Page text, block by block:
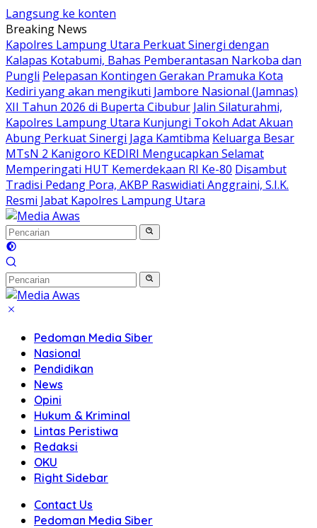
Langsung ke konten
Breaking News
Kapolres Lampung Utara Perkuat Sinergi dengan
Kalapas Kotabumi, Bahas Pemberantasan Narkoba dan
Pungli Pelepasan Kontingen Gerakan Pramuka Kota
Kediri yang akan mengikuti Jambore Nasional (Jamnas)
XII Tahun 2026 di Buperta Cibubur Jalin Silaturahmi,
Kapolres Lampung Utara Kunjungi Tokoh Adat Akuan
Abung Perkuat Sinergi Jaga Kamtibma Keluarga Besar
MTsN 2 Kanigoro KEDIRI Mengucapkan Selamat
Memperingati HUT Kemerdekaan RI Ke-80 Disambut
Tradisi Pedang Pora, AKBP Raswidiati Anggraini, S.I.K.
Resmi Jabat Kapolres Lampung Utara
Pedoman Media Siber
Nasional
Pendidikan
News
Opini
Hukum & Kriminal
Lintas Peristiwa
Redaksi
OKU
Right Sidebar
Contact Us
Pedoman Media Siber